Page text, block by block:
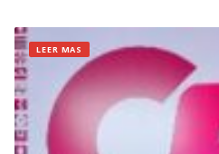
LEER MAS